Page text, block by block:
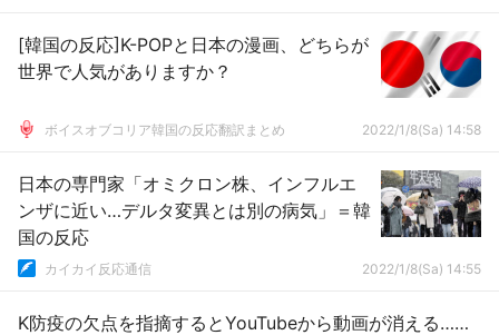
[韓国の反応]K-POPと日本の漫画、どちらが
世界で人気がありますか？
ボイスオブコリア韓国の反応翻訳まとめ 2022/1/8(Sa) 14:58
日本の専門家「オミクロン株、インフルエ
ンザに近い…デルタ変異とは別の病気」＝韓
国の反応
カイカイ反応通信 2022/1/8(Sa) 14:55
K防疫の欠点を指摘するとYouTubeから動画が消える……